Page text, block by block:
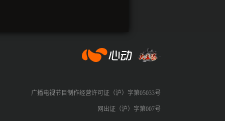
广播电视节目制作经营许可证（沪）字第05033号
网出证（沪）字第007号
心动网络